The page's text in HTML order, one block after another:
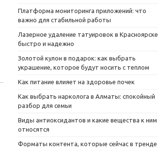
Платформа мониторинга приложений: что
важно для стабильной работы
Лазерное удаление татуировок в Красноярске
быстро и надежно
Золотой кулон в подарок: как выбрать
украшение, которое будут носить с теплом
Как питание влияет на здоровье почек
Как выбрать нарколога в Алматы: спокойный
разбор для семьи
Виды антиоксидантов и какие вещества к ним
относятся
Форматы контента, которые сейчас в тренде